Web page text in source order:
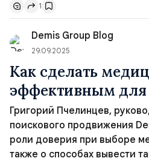
внимательно проверяют
буквально отсеивают
теряют позиции те проекты, ...
1
Demis Group Blog
29.09.2025
Как сделать
эффективным для
Григорий Пчелинцев,
поискового продвижения
роли доверия при выборе
также о способах вывести